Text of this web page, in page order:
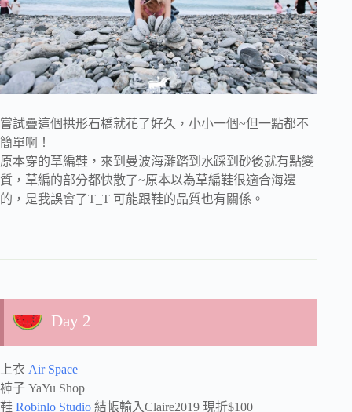
嘗試疊這個拱形石橋就花了好久，小小一個~但一點都不
簡單啊！
原本穿的草編鞋，來到曼波海灘踏到水踩到砂後就有點變
質，草編的部分都快散了~原本以為草編鞋很適合海邊
的，是我誤會了T_T 可能跟鞋的品質也有關係。
Day 2
上衣 Air Space
褲子 YaYu Shop
鞋 Robinlo Studio 結帳輸入Claire2019 現折$100